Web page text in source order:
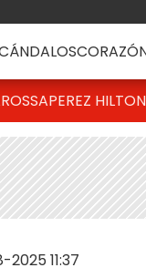
PEREZ HILTON
11:37